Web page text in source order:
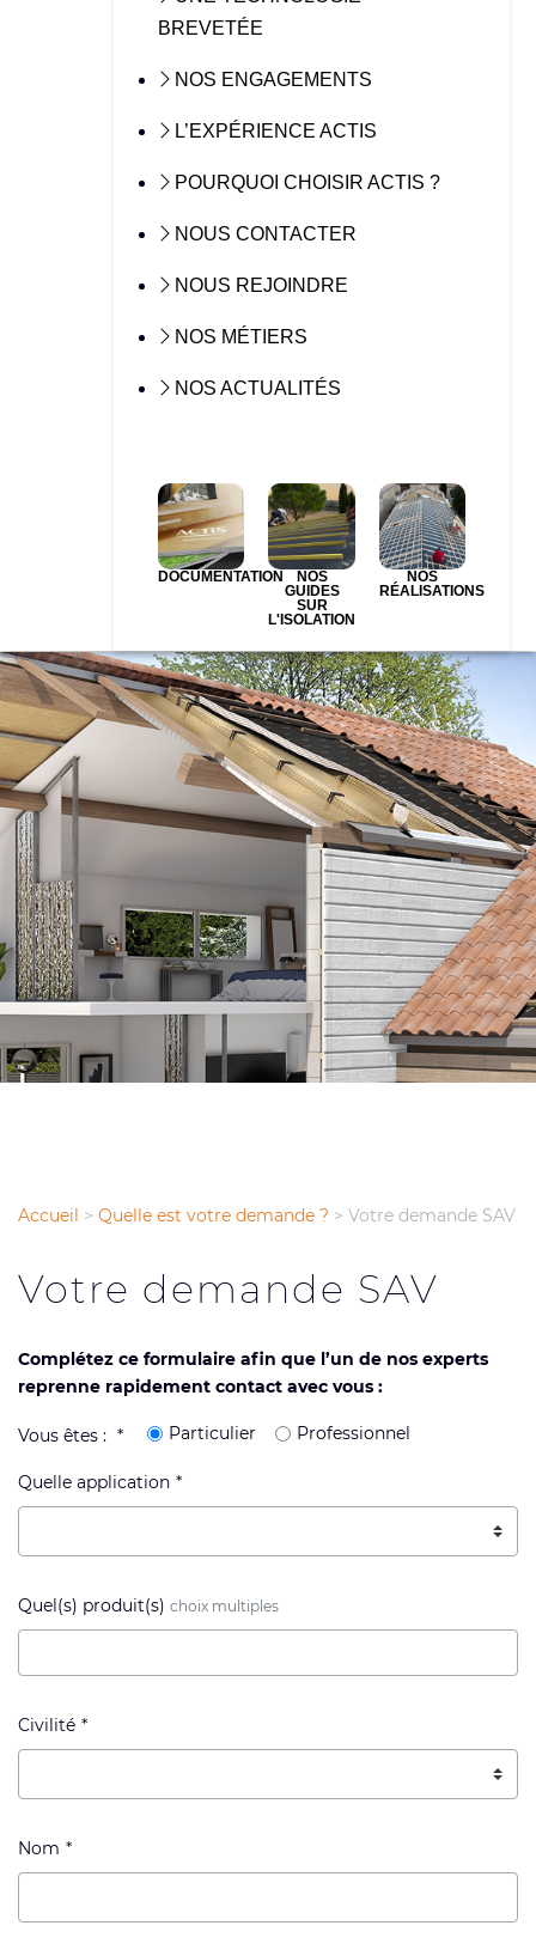
BREVETÉE
NOS ENGAGEMENTS
L’EXPÉRIENCE ACTIS
POURQUOI CHOISIR ACTIS ?
NOUS CONTACTER
NOUS REJOINDRE
NOS MÉTIERS
NOS ACTUALITÉS
DOCUMENTATION
NOS
GUIDES
SUR
L'ISOLATION
NOS
RÉALISATIONS
Accueil > Quelle est votre demande ? > Votre demande SAV
Votre demande SAV
Complétez ce formulaire afin que l’un de nos experts
reprenne rapidement contact avec vous :
Vous êtes : Particulier Professionnel
Quelle application
Quel(s) produit(s) choix multiples
Civilité
Nom